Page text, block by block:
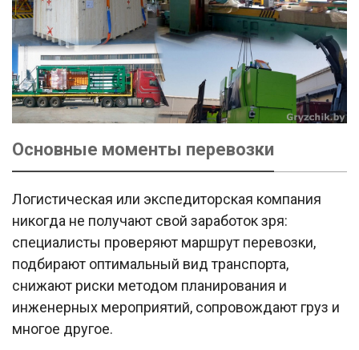
Основные моменты перевозки
Логистическая или экспедиторская компания
никогда не получают свой заработок зря:
специалисты проверяют маршрут перевозки,
подбирают оптимальный вид транспорта,
снижают риски методом планирования и
инженерных мероприятий, сопровождают груз и
многое другое.